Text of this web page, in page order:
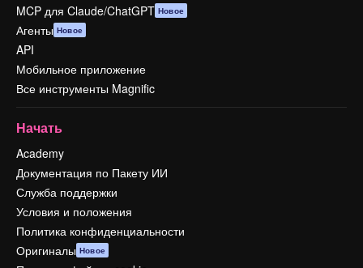
MCP для Claude/ChatGPT Новое
Агенты Новое
API
Мобильное приложение
Все инструменты Magnific
Начать
Academy
Документация по Пакету ИИ
Служба поддержки
Условия и положения
Политика конфиденциальности
Оригиналы Новое